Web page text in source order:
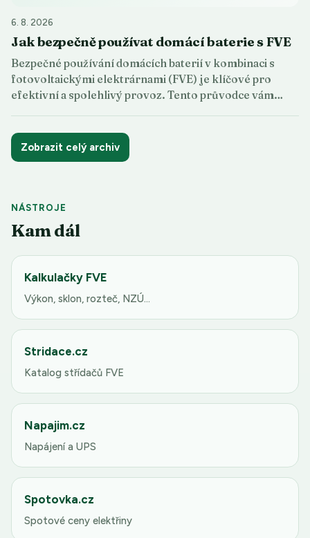
6. 8. 2026
Jak bezpečně používat domácí baterie s FVE
Bezpečné používání domácích baterií v kombinaci s
fotovoltaickými elektrárnami (FVE) je klíčové pro
efektivní a spolehlivý provoz. Tento průvodce vám…
Zobrazit celý archiv
NÁSTROJE
Kam dál
Kalkulačky FVE
Výkon, sklon, rozteč, NZÚ…
Stridace.cz
Katalog střídačů FVE
Napajim.cz
Napájení a UPS
Spotovka.cz
Spotové ceny elektřiny